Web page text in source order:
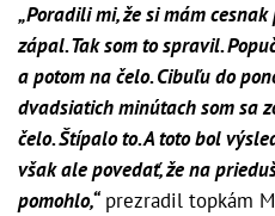
„Poradili mi, že si mám
zápal. Tak som to spravil.
a potom na čelo. Cibuľu do
dvadsiatich minútach som sa
čelo. Štípalo to. A toto bol
však ale povedať, že na
pomohlo,“prezradil topkám